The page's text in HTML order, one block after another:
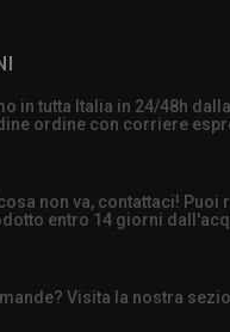
in tutta Italia in 24/48h
ordine con corriere
non va, contattaci! Puoi
entro 14 giorni
Visita la nostra